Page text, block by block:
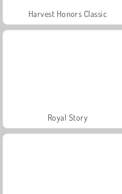
Harvest Honors Classic
Royal Story